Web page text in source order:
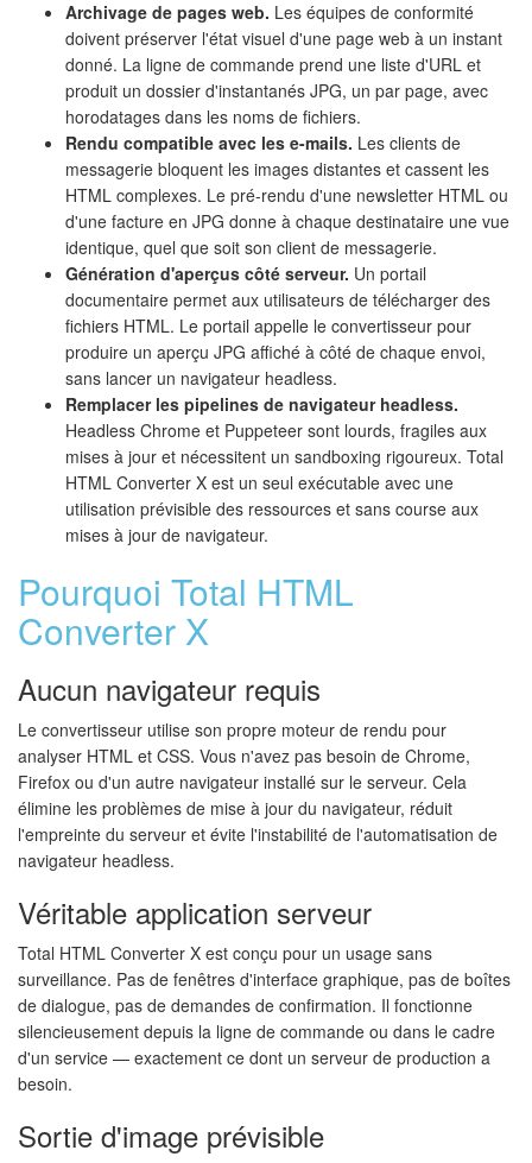
Archivage de pages web. Les équipes de conformité
doivent préserver l'état visuel d'une page web à un instant
donné. La ligne de commande prend une liste d'URL et
produit un dossier d'instantanés JPG, un par page, avec
horodatages dans les noms de fichiers.
Rendu compatible avec les e-mails. Les clients de
messagerie bloquent les images distantes et cassent les
HTML complexes. Le pré-rendu d'une newsletter HTML ou
d'une facture en JPG donne à chaque destinataire une vue
identique, quel que soit son client de messagerie.
Génération d'aperçus côté serveur. Un portail
documentaire permet aux utilisateurs de télécharger des
fichiers HTML. Le portail appelle le convertisseur pour
produire un aperçu JPG affiché à côté de chaque envoi,
sans lancer un navigateur headless.
Remplacer les pipelines de navigateur headless.
Headless Chrome et Puppeteer sont lourds, fragiles aux
mises à jour et nécessitent un sandboxing rigoureux. Total
HTML Converter X est un seul exécutable avec une
utilisation prévisible des ressources et sans course aux
mises à jour de navigateur.
Pourquoi Total HTML
Converter X
Aucun navigateur requis
Le convertisseur utilise son propre moteur de rendu pour
analyser HTML et CSS. Vous n'avez pas besoin de Chrome,
Firefox ou d'un autre navigateur installé sur le serveur. Cela
élimine les problèmes de mise à jour du navigateur, réduit
l'empreinte du serveur et évite l'instabilité de l'automatisation de
navigateur headless.
Véritable application serveur
Total HTML Converter X est conçu pour un usage sans
surveillance. Pas de fenêtres d'interface graphique, pas de boîtes
de dialogue, pas de demandes de confirmation. Il fonctionne
silencieusement depuis la ligne de commande ou dans le cadre
d'un service — exactement ce dont un serveur de production a
besoin.
Sortie d'image prévisible